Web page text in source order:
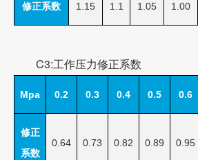
修正系数 1.15 1.1 1.05 1.00
C3:工作压力修正系数
Mpa 0.2 0.3 0.4 0.5 0.6
修正
系数
0.64 0.73 0.82 0.89 0.95